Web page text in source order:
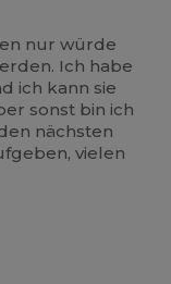
nur würde
Ich habe
ich kann sie
sonst bin ich
nächsten
vielen